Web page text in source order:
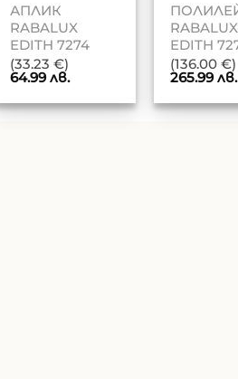
АПЛИК
RABALUX
EDITH 7274
(33.23 €)
64.99лв.
RABALUX
EDITH
(136.00 €)
265.99лв.